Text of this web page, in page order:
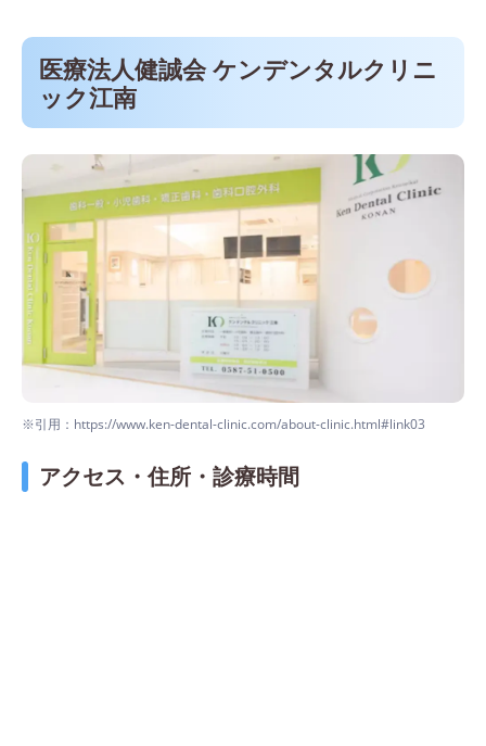
医療法人健誠会 ケンデンタルクリニ
ック江南
※引用：https://www.ken-dental-clinic.com/about-clinic.html#link03
アクセス・住所・診療時間